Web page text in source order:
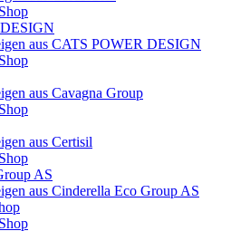
aus CATS POWER DESIGN
aus Cavagna Group
aus Certisil
AS
aus Cinderella Eco Group AS